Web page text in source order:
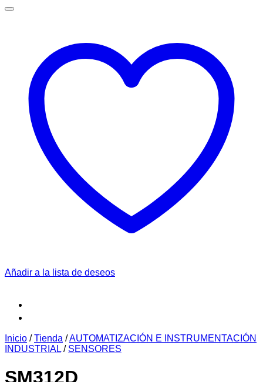
Añadir a la lista de deseos
Inicio / Tienda /AUTOMATIZACIÓN E INSTRUMENTACIÓN
INDUSTRIAL / SENSORES
SM312D